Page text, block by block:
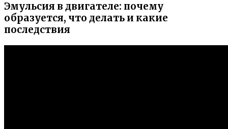
Эмульсия в двигателе: почему
образуется, что делать и какие
последствия